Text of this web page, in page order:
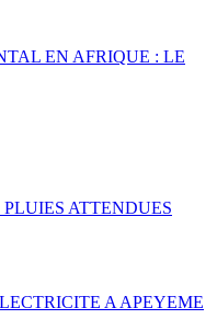
EN AFRIQUE : LE
ATTENDUES
A APEYEME